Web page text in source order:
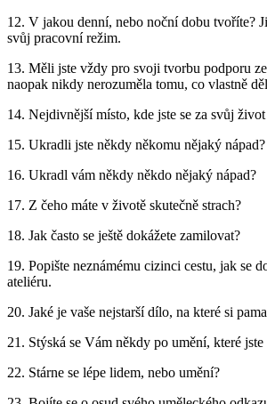
12. V jakou denní, nebo noční dobu tvoříte?
svůj pracovní režim.
13. Měli jste vždy pro svoji tvorbu podporu
naopak nikdy nerozuměla tomu, co vlastně
14. Nejdivnější místo, kde jste se za svůj
15. Ukradli jste někdy někomu nějaký nápad?
16. Ukradl vám někdy někdo nějaký nápad?
17. Z čeho máte v životě skutečně strach?
18. Jak často se ještě dokážete zamilovat?
19. Popište neznámému cizinci cestu, jak se
ateliéru.
20. Jaké je vaše nejstarší dílo, na které si
21. Stýská se Vám někdy po umění, které
22. Stárne se lépe lidem, nebo umění?